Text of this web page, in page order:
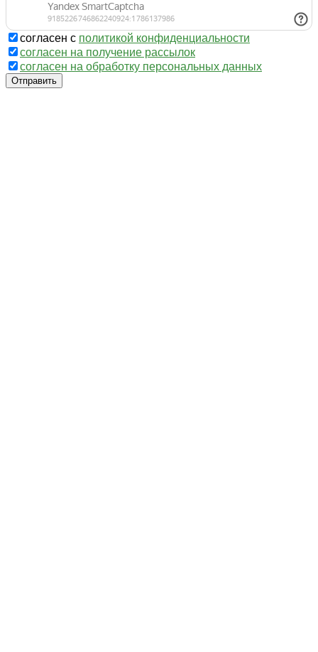
согласен с политикой конфиденциальности
согласен на получение рассылок
согласен на обработку персональных данных
Отправить